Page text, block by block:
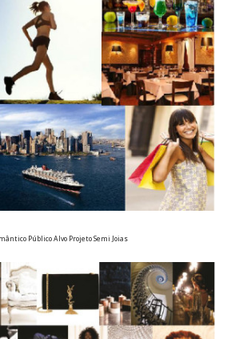
Público Alvo Projeto Semi Joias